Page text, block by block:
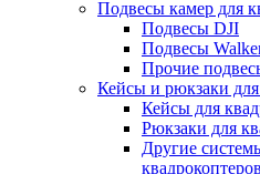
Подвесы камер для
Подвесы DJI
Подвесы
Прочие
Кейсы и рюкзаки для
Кейсы для
Рюкзаки для
Другие
квадрокоптеров